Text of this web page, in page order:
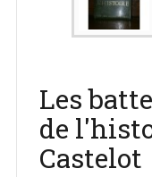
Les
de
Castelot